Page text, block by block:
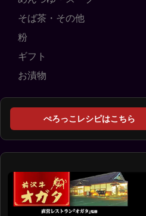
そば茶・その他
粉
ギフト
お漬物
ぺろっこレシピはこちら